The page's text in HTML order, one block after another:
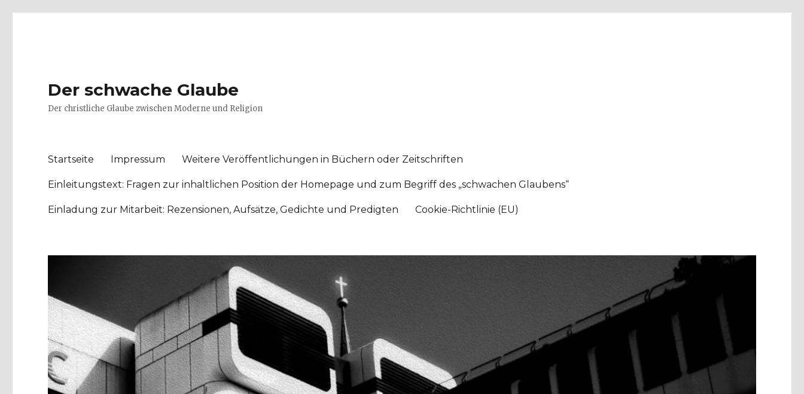
Der schwache Glaube
Der christliche Glaube zwischen Moderne und Religion
Startseite Impressum Weitere Veröffentlichungen in Büchern oder Zeitschriften
Einleitungstext: Fragen zur inhaltlichen Position der Homepage und zum Begriff des „schwachen Glaubens“
Einladung zur Mitarbeit: Rezensionen, Aufsätze, Gedichte und Predigten Cookie-Richtlinie (EU)